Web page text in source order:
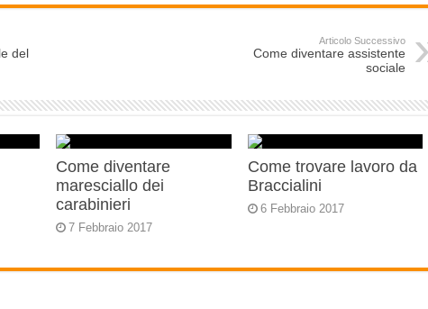
del
Articolo Successivo
Come diventare assistente
sociale
Come diventare
maresciallo dei
carabinieri
7 Febbraio 2017
Come trovare lavoro da
Braccialini
6 Febbraio 2017